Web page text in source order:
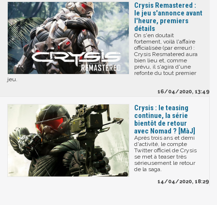
Crysis Remastered :
le jeu s'annonce avant
l'heure, premiers
détails
On s'en doutait
fortement, voilà l'affaire
officialisée (par erreur) :
Crysis Resmatered aura
bien lieu et, comme
prévu, il s'agira d'une
refonte du tout premier
jeu.
16/04/2020, 13:49
Crysis : le teasing
continue, la série
bientôt de retour
avec Nomad ? [MàJ]
Après trois ans et demi
d'activité, le compte
Twitter officiel de Crysis
se met à teaser très
sérieusement le retour
de la saga.
14/04/2020, 18:29